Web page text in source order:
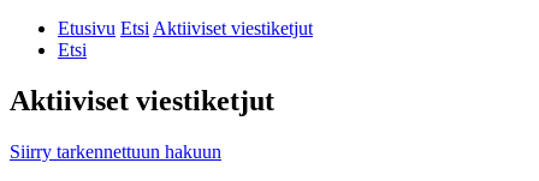
Etusivu EtsiAktiiviset viestiketjut
Etsi
Aktiiviset viestiketjut
Siirry tarkennettuun hakuun